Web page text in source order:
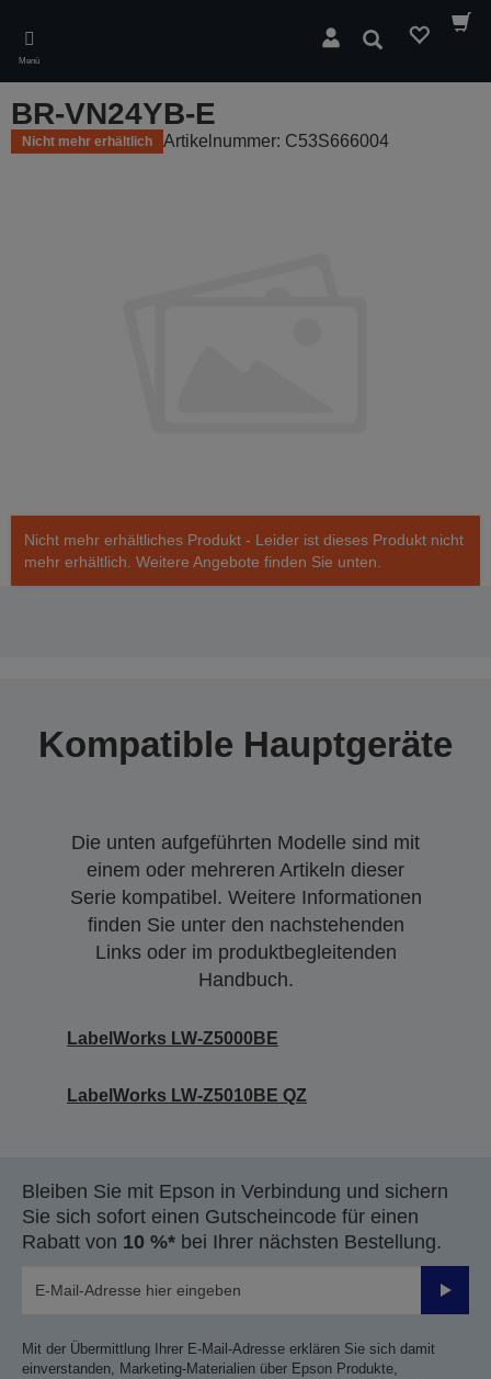
main
content
Menü
Suchen
BR-VN24YB-E
Nicht mehr erhältlich Artikelnummer: C53S666004
Nicht mehr erhältliches Produkt - Leider ist dieses Produkt nicht
mehr erhältlich. Weitere Angebote finden Sie unten.
Kompatible Hauptgeräte
Die unten aufgeführten Modelle sind mit
einem oder mehreren Artikeln dieser
Serie kompatibel. Weitere Informationen
finden Sie unter den nachstehenden
Links oder im produktbegleitenden
Handbuch.
LabelWorks LW-Z5000BE
LabelWorks LW-Z5010BE QZ
Bleiben Sie mit Epson in Verbindung und sichern
Sie sich sofort einen Gutscheincode für einen
Rabatt von 10 %* bei Ihrer nächsten Bestellung.
Mit der Übermittlung Ihrer E-Mail-Adresse erklären Sie sich damit
einverstanden, Marketing-Materialien über Epson Produkte,